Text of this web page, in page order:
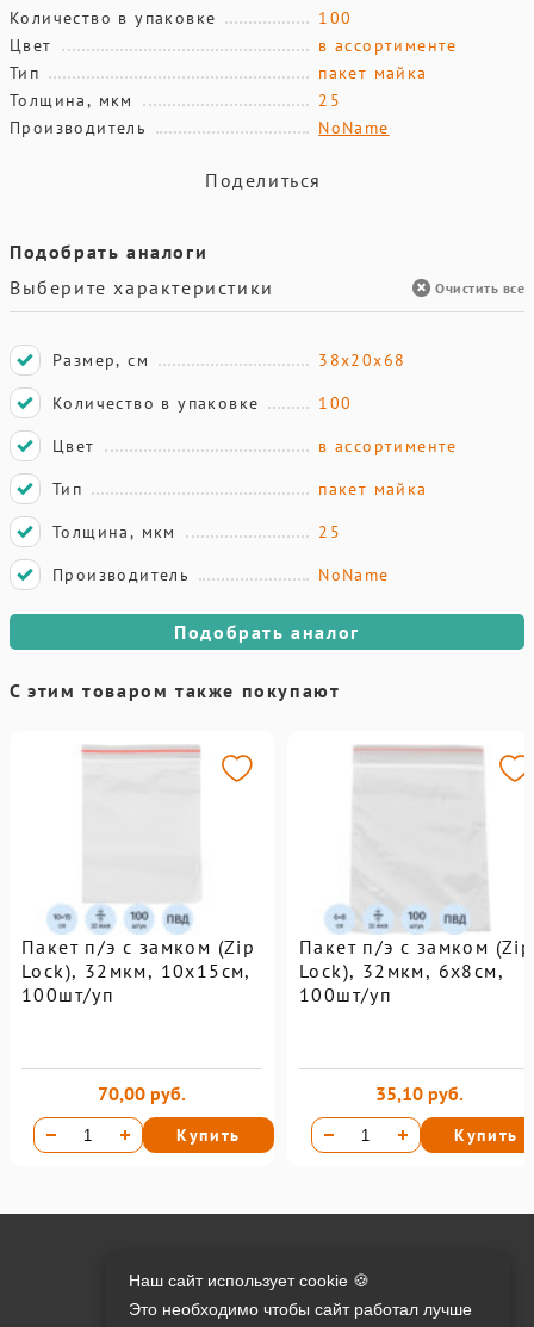
Количество в упаковке
100
Цвет
в ассортименте
Тип
пакет майка
Толщина, мкм
25
Производитель
NoName
Поделиться
Подобрать аналоги
Выберите характеристики
Очистить все
Размер, см
38х20х68
Количество в упаковке
100
Цвет
в ассортименте
Тип
пакет майка
Толщина, мкм
25
Производитель
NoName
Подобрать аналог
С этим товаром также покупают
Пакет п/э с замком (Zip
Lock), 32мкм, 10х15см,
100шт/уп
70,00 руб.
Купить
Пакет п/э с замком (Zip
Lock), 32мкм, 6х8см,
100шт/уп
35,10 руб.
Купить
Онлайн оплата на сайте:
Наш сайт использует cookie 🍪
Это необходимо чтобы сайт работал лучше